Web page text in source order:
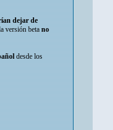
dejar de
versión betano
desde los